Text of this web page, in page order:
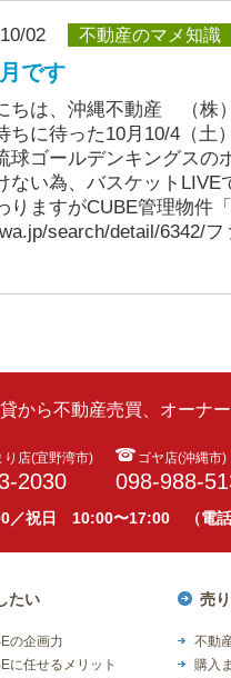
02 不動産のマメ知識
です
ちは、沖縄不動産 （株
ちに待った10月10/4（土
球ゴールデンキングスの
ない為、バスケット
りますがCUBE管理物件
search/detail/6342/
から不動産売買、オーナ
り店(宜野湾市)
2030
ゴヤ店(沖縄市)
098-988-
／祝日 10:00〜17:00 （電話
たい
の企画力
に任せるメリット
売
不動
購入